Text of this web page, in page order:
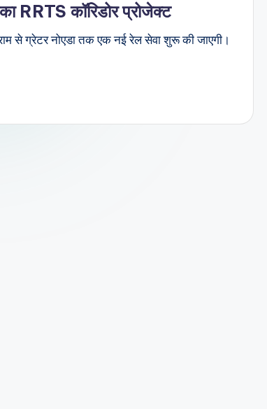
RRTS कॉरिडोर प्रोजेक्ट
से ग्रेटर नोएडा तक एक नई रेल सेवा शुरू की जाएगी।